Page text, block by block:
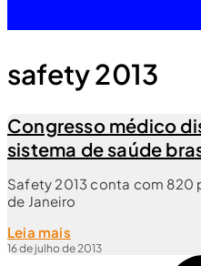
safety 2013
Congresso médico
sistema de saúde
Safety 2013 conta com 820
de Janeiro
Leia mais
16 de julho de 2013